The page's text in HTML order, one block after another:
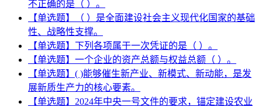
不正确的是（ ）。
【单选题】（ ）是全面建设社会主义现代化国家的基础
性、战略性支撑。
【单选题】下列各项属于一次凭证的是（ ）。
【单选题】一个企业的资产总额与权益总额（ ）。
【单选题】( )能够催生新产业、新模式、新动能，是发
展新质生产力的核心要素。
【单选题】2024年中央一号文件的要求，锚定建设农业